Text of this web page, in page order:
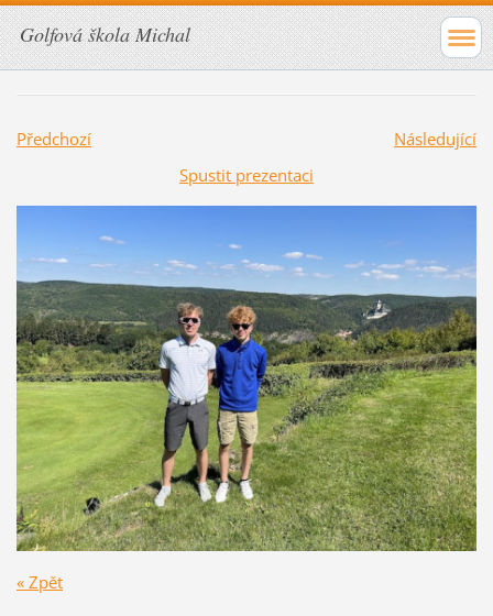
Golfová škola Michal
Předchozí
Následující
Spustit prezentaci
« Zpět